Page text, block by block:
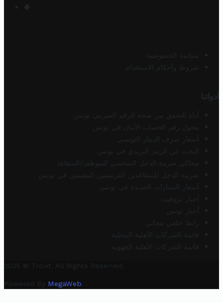
سياسة الخصوصية
شروط وأحكام الاستخدام
أدواتنا
أداة التحقق من صحة الرقم الضريبي تونس
محول رقم الحساب الآيبان في تونس
أسعار صرف الدينار التونسي
البحث عن الرمز البريدي في تونس
محاكي ضريبة الدخل الشخصي للموظف/المتقاعد
ضريبة الدخل للمتقاعدين الفرنسيين المقيمين في تونس
أسعار السيارات الجديدة في تونس
أخبار تروفيت
أخبار تونس
رابط خلفي مجاني
قائمة الشركات الأهلية المحلية
قائمة الشركات الأهلية الجهوية
2025 © Trovit. All Rights Reserved.
Powered By MegaWeb